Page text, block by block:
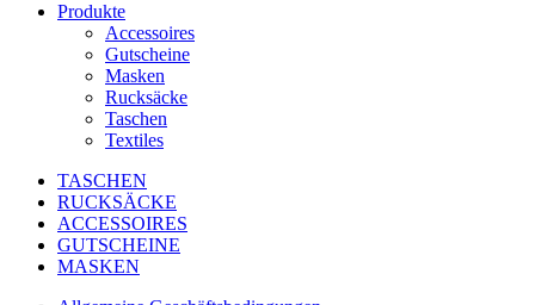
Produkte
Accessoires
Gutscheine
Masken
Rucksäcke
Taschen
Textiles
TASCHEN
RUCKSÄCKE
ACCESSOIRES
GUTSCHEINE
MASKEN